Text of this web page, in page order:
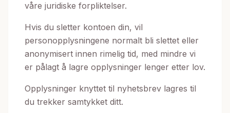
våre juridiske forpliktelser.
Hvis du sletter kontoen din, vil
personopplysningene normalt bli slettet eller
anonymisert innen rimelig tid, med mindre vi
er pålagt å lagre opplysninger lenger etter lov.
Opplysninger knyttet til nyhetsbrev lagres til
du trekker samtykket ditt.